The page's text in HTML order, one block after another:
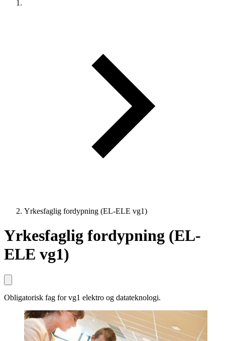
Yrkesfaglig fordypning (EL-ELE vg1)
Yrkesfaglig fordypning (EL-
ELE vg1)
Obligatorisk fag for vg1 elektro og datateknologi.